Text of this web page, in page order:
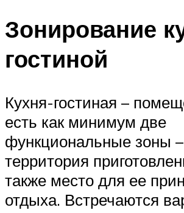
Зонирование
гостиной
Кухня-гостиная –
есть как минимум две
функциональные зоны –
территория
также место для ее
отдыха. Встречаются